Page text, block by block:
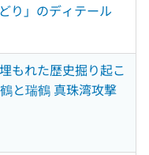
り」のディテール
もれた歴史掘り起こ
と瑞鶴 真珠湾攻撃